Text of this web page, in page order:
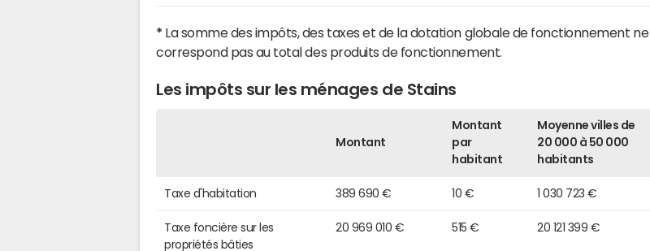
* La somme des impôts, des taxes et de la dotation globale de fonctionnement ne
correspond pas au total des produits de fonctionnement.
Les impôts sur les ménages de Stains
Montant
Montant
par
habitant
Moyenne villes de
20 000 à 50 000
habitants
Taxe d'habitation 389 690 € 10 € 1 030 723 €
Taxe foncière sur les
propriétés bâties
20 969 010 € 515 € 20 121 399 €